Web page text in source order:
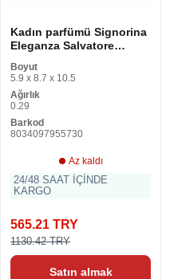
Kadın parfümü Signorina
Eleganza Salvatore
Eleganza EDP (50 ml) EDP
Boyut
5.9 x 8.7 x 10.5
Ağırlık
0.29
Barkod
8034097955730
Az kaldı
24/48 SAAT İÇİNDE
KARGO
565.21 TRY
1130.42 TRY
Satın almak